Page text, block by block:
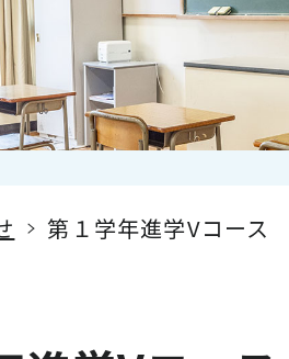
第１学年進学Vコー